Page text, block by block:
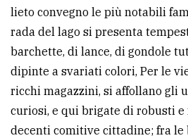
lieto convegno le più notabili
rada del lago si presenta
barchette, di lance, di gondole
dipinte a svariati colori, Per le
ricchi magazzini, si affollano gli
curiosi, e qui brigate di robusti
decenti comitive cittadine; fra le